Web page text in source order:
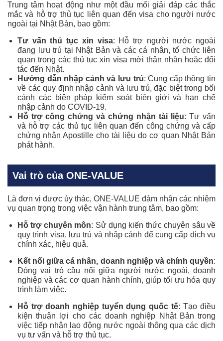
Trung tâm hoạt động như một đầu mối giải đáp các thắc
mắc và hỗ trợ thủ tục liên quan đến visa cho người nước
ngoài tại Nhật Bản, bao gồm:
Tư vấn thủ tục xin visa: Hỗ trợ người nước ngoài
đang lưu trú tại Nhật Bản và các cá nhân, tổ chức liên
quan trong các thủ tục xin visa mời thân nhân hoặc đối
tác đến Nhật.
Hướng dẫn nhập cảnh và lưu trú: Cung cấp thông tin
về các quy định nhập cảnh và lưu trú, đặc biệt trong bối
cảnh các biện pháp kiểm soát biên giới và hạn chế
nhập cảnh do COVID-19.
Hỗ trợ công chứng và chứng nhận tài liệu: Tư vấn
và hỗ trợ các thủ tục liên quan đến công chứng và cấp
chứng nhận Apostille cho tài liệu do cơ quan Nhật Bản
phát hành.
Vai trò của ONE-VALUE
Là đơn vị được ủy thác, ONE-VALUE đảm nhận các nhiệm
vụ quan trọng trong việc vận hành trung tâm, bao gồm:
Hỗ trợ chuyên môn: Sử dụng kiến thức chuyên sâu về
quy trình visa, lưu trú và nhập cảnh để cung cấp dịch vụ
chính xác, hiệu quả.
Kết nối giữa cá nhân, doanh nghiệp và chính quyền:
Đóng vai trò cầu nối giữa người nước ngoài, doanh
nghiệp và các cơ quan hành chính, giúp tối ưu hóa quy
trình làm việc.
Hỗ trợ doanh nghiệp tuyển dụng quốc tế: Tạo điều
kiện thuận lợi cho các doanh nghiệp Nhật Bản trong
việc tiếp nhận lao động nước ngoài thông qua các dịch
vụ tư vấn và hỗ trợ thủ tục.